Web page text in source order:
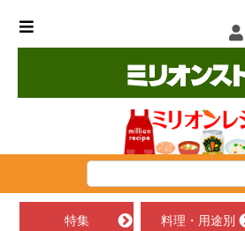
特集 料理・用途別